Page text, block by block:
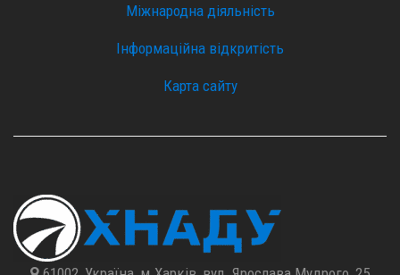
Міжнародна діяльність
Інформаційна відкритість
Карта сайту